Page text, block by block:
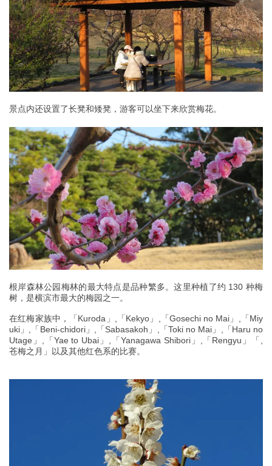
景点内还设置了长凳和矮凳，游客可以坐下来欣赏梅花。
根岸森林公园梅林的最大特点是品种繁多。这里种植了约 130 种梅
树，是横滨市最大的梅园之一。
在红梅家族中，「Kuroda」,「Kekyo」,「Gosechi no Mai」,「Miy
uki」,「Beni-chidori」,「Sabasakoh」,「Toki no Mai」,「Haru no
Utage」,「Yae to Ubai」,「Yanagawa Shibori」,「Rengyu」「,
苍梅之月」以及其他红色系的比赛。